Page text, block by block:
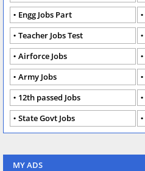
Engg Jobs Part
Teacher Jobs Test
Airforce Jobs
Army Jobs
12th passed Jobs
State Govt Jobs
MY ADS